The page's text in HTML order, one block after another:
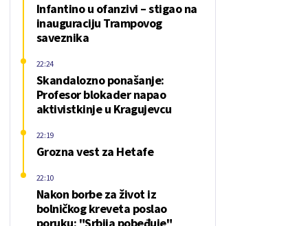
Infantino u ofanzivi – stigao na
inauguraciju Trampovog
saveznika
Skandalozno ponašanje:
Profesor blokader napao
aktivistkinje u Kragujevcu
22:24
Grozna vest za Hetafe
22:19
Nakon borbe za život iz
bolničkog kreveta poslao
22:10